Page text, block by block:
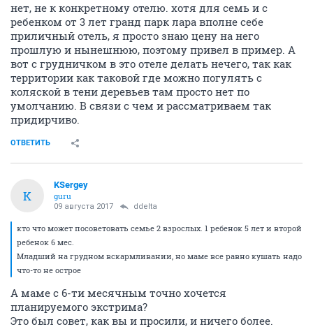
нет, не к конкретному отелю. хотя для семь и с
ребенком от 3 лет гранд парк лара вполне себе
приличный отель, я просто знаю цену на него
прошлую и нынешнюю, поэтому привел в пример. А
вот с грудничком в это отеле делать нечего, так как
территории как таковой где можно погулять с
коляской в тени деревьев там просто нет по
умолчанию. В связи с чем и рассматриваем так
придирчиво.
ОТВЕТИТЬ
K
KSergey
guru
09 августа 2017 ddelta
кто что может посоветовать семье 2 взрослых. 1 ребенок 5 лет и второй
ребенок 6 мес.
Младший на грудном вскармливании, но маме все равно кушать надо
что-то не острое
А маме с 6-ти месячным точно хочется
планируемого экстрима?
Это был совет, как вы и просили, и ничего более.